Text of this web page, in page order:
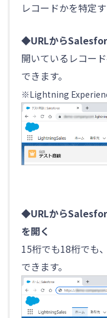
レコードかを特定
◆URLから
開いているレコー
できます。
※Lightning
◆URLから
を開く
15桁でも18桁でも
できます。